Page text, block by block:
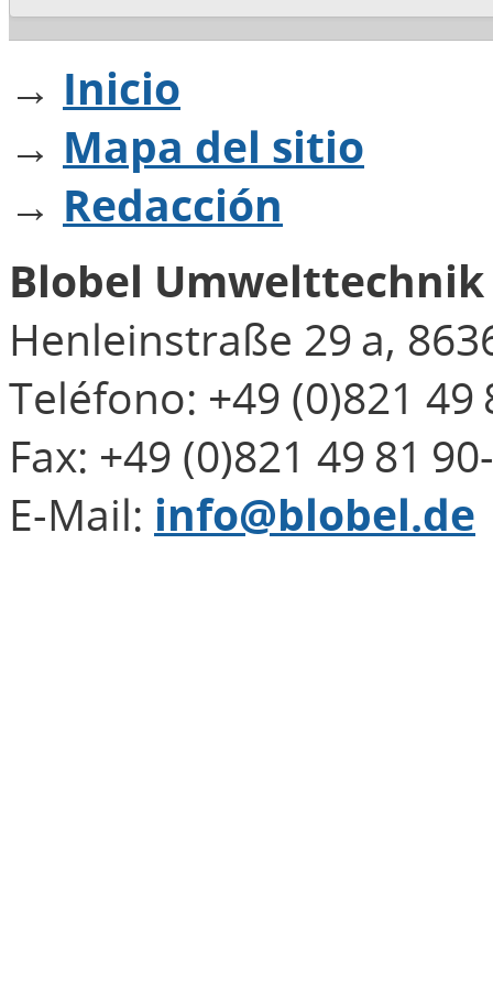
→ Inicio
→ Mapa del sitio
→ Redacción
Blobel Umwelttechnik
Henleinstraße 29 a,
Teléfono: +49 (0)821 49
Fax: +49 (0)821 49 81
E-Mail: info@blobel.de